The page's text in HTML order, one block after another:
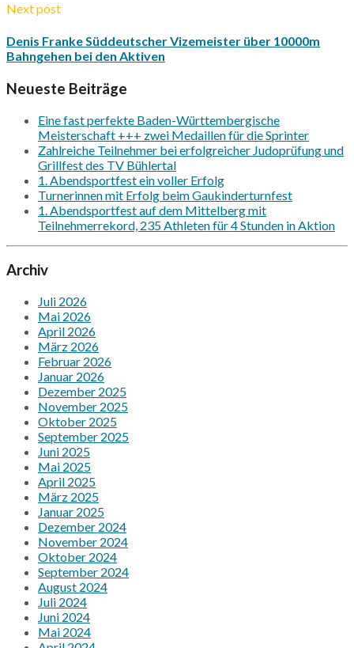
Next post
Denis Franke Süddeutscher Vizemeister über 10000m
Bahngehen bei den Aktiven
Neueste Beiträge
Eine fast perfekte Baden-Württembergische
Meisterschaft +++ zwei Medaillen für die Sprinter
Zahlreiche Teilnehmer bei erfolgreicher Judoprüfung und
Grillfest des TV Bühlertal
1. Abendsportfest ein voller Erfolg
Turnerinnen mit Erfolg beim Gaukinderturnfest
1. Abendsportfest auf dem Mittelberg mit
Teilnehmerrekord, 235 Athleten für 4 Stunden in Aktion
Archiv
Juli 2026
Mai 2026
April 2026
März 2026
Februar 2026
Januar 2026
Dezember 2025
November 2025
Oktober 2025
September 2025
Juni 2025
Mai 2025
April 2025
März 2025
Januar 2025
Dezember 2024
November 2024
Oktober 2024
September 2024
August 2024
Juli 2024
Juni 2024
Mai 2024